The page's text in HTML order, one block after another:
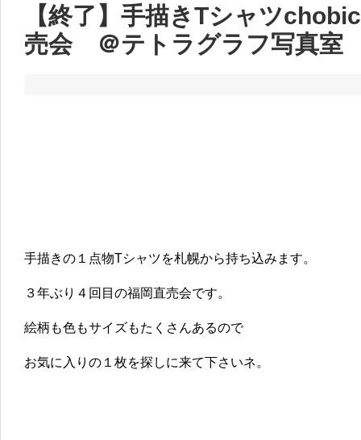
【終了】手描きTシャツ
売会 ＠テトラグラフ写真室
手描きの１点物Tシャツを札幌から持ち込みます。
３年ぶり４回目の福岡直売会です。
絵柄も色もサイズもたくさんあるので
お気に入りの１枚を探しに来て下さいネ。